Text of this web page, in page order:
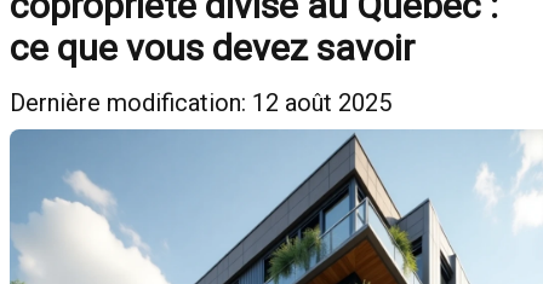
ce que vous devez savoir
Dernière modification: 12 août 2025